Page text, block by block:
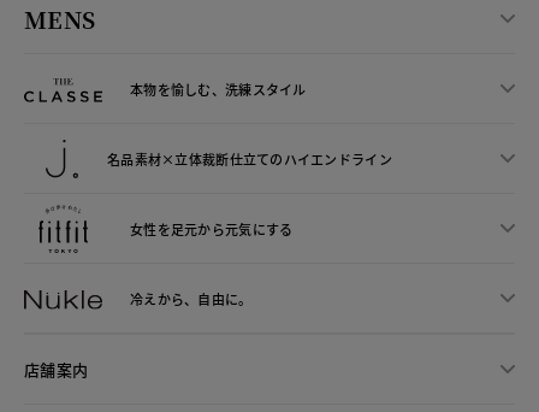
MENS
本物を愉しむ、洗練スタイル
名品素材×立体裁断仕立てのハイエンドライン
女性を足元から元気にする
冷えから、 自由に。
店舗案内